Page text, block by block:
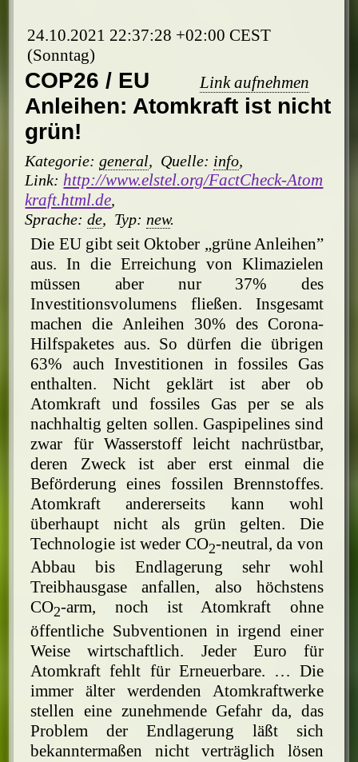
24.10.2021 22:37:28 +02:00 CEST
(Sonntag)
Link aufnehmen
COP26 / EU
Anleihen: Atomkraft ist nicht
grün!
Kategorie:general, Quelle: info,
Link: http://www.elstel.org/FactCheck-Atom
kraft.html.de,
Sprache:de, Typ: new.
Die EU gibt seit Oktober „grüne Anleihen”
aus. In die Erreichung von Klimazielen
müssen aber nur 37% des
Investitionsvolumens fließen. Insgesamt
machen die Anleihen 30% des Corona-
Hilfspaketes aus. So dürfen die übrigen
63% auch Investitionen in fossiles Gas
enthalten. Nicht geklärt ist aber ob
Atomkraft und fossiles Gas per se als
nachhaltig gelten sollen. Gaspipelines sind
zwar für Wasserstoff leicht nachrüstbar,
deren Zweck ist aber erst einmal die
Beförderung eines fossilen Brennstoffes.
Atomkraft andererseits kann wohl
überhaupt nicht als grün gelten. Die
Technologie ist weder CO2-neutral, da von
Abbau bis Endlagerung sehr wohl
Treibhausgase anfallen, also höchstens
CO2-arm, noch ist Atomkraft ohne
öffentliche Subventionen in irgend einer
Weise wirtschaftlich. Jeder Euro für
Atomkraft fehlt für Erneuerbare. … Die
immer älter werdenden Atomkraftwerke
stellen eine zunehmende Gefahr da, das
Problem der Endlagerung läßt sich
bekanntermaßen nicht verträglich lösen